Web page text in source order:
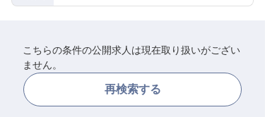
こちらの条件の公開求人は現在取り扱いがござい
ません。
再検索する